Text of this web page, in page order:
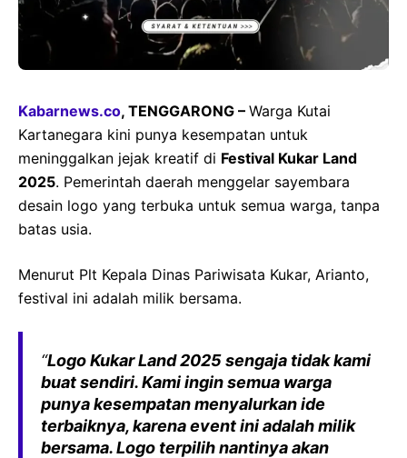
Kabarnews.co, TENGGARONG – Warga Kutai
Kartanegara kini punya kesempatan untuk
meninggalkan jejak kreatif di Festival Kukar Land
2025. Pemerintah daerah menggelar sayembara
desain logo yang terbuka untuk semua warga, tanpa
batas usia.
Menurut Plt Kepala Dinas Pariwisata Kukar, Arianto,
festival ini adalah milik bersama.
“Logo Kukar Land 2025 sengaja tidak kami
buat sendiri. Kami ingin semua warga
punya kesempatan menyalurkan ide
terbaiknya, karena event ini adalah milik
bersama. Logo terpilih nantinya akan